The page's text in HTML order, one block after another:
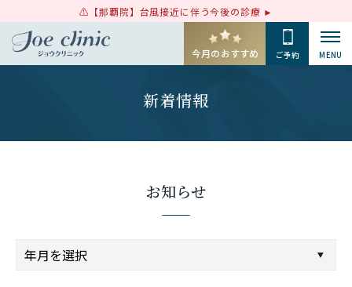
【那覇院】台風接近に伴う今後の診療
今月のおすすめ ご予約 MENU
新着情報
お知らせ